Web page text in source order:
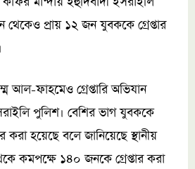
থেকেও প্রায় ১২ জন যুবককে গ্রেপ্তার
আল-ফাহমেও গ্রেপ্তারি অভিযান
পুলিশ। বেশির ভাগ যুবককে
করা হয়েছে বলে জানিয়েছে স্থানীয়
কমপক্ষে ১৪০ জনকে গ্রেপ্তার করা